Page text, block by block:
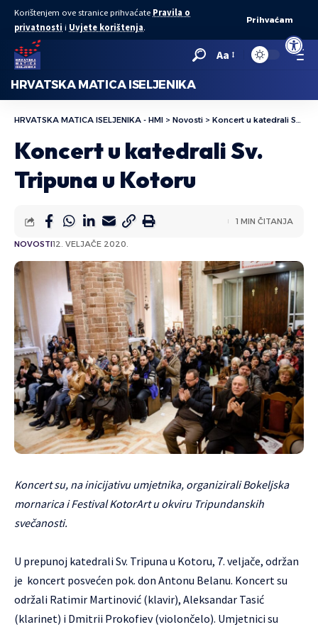
Open
Korištenjem ove stranice prihvaćate Pravila o
privatnosti i Uvjete korištenja.
Prihvaćam
Aa
HRVATSKA MATICA ISELJENIKA
HRVATSKA MATICA ISELJENIKA - HMI > Novosti > Koncert u katedrali Sv. Tripuna u Kotoru
Koncert u katedrali Sv.
Tripuna u Kotoru
NOVOSTI12. VELJAČE 2020.
1 MIN ČITANJA
Koncert su, na inicijativu umjetnika, organizirali Bokeljska
mornarica i Festival KotorArt u okviru Tripundanskih
svečanosti.
U prepunoj katedrali Sv. Tripuna u Kotoru, 7. veljače, održan
je koncert posvećen pok. don Antonu Belanu. Koncert su
održali Ratimir Martinović (klavir), Aleksandar Tasić
(klarinet) i Dmitrii Prokofiev (violončelo). Umjetnici su